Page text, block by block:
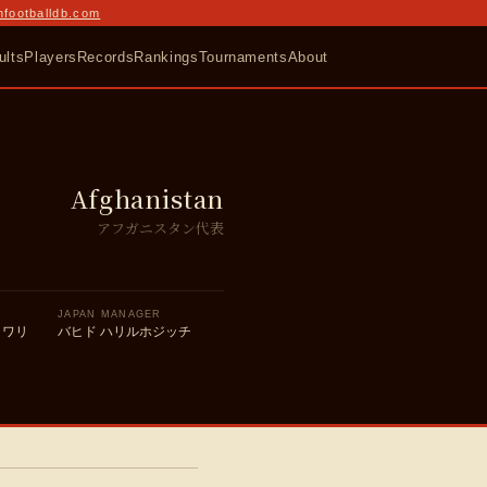
Players RecordsRankingsTournamentsAbout
Afghanistan
アフガニスタン代表
リ
JAPAN MANAGER
バヒド ハリルホジッチ